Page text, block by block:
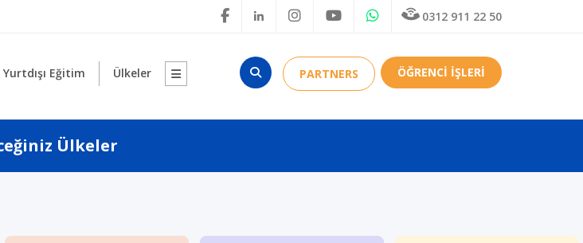
0312 911 22 50
Yurtdışı Eğitim Ülkeler PARTNERS ÖĞRENCİ İŞLERİ
Ülkeler